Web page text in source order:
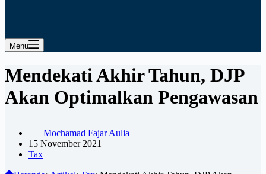
Menu
Mendekati Akhir Tahun, DJP
Akan Optimalkan Pengawasan
Mochamad Fajar Aulia
15 November 2021
Tax